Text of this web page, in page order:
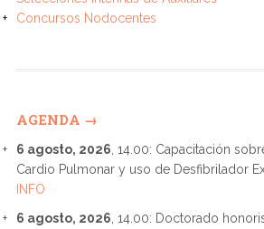
Concursos Nodocentes
AGENDA →
6 agosto, 2026 , 14.00: Capacitación
Cardio Pulmonar y uso de Desfibrilador
INFO
6 agosto, 2026 , 14.00: Doctorado